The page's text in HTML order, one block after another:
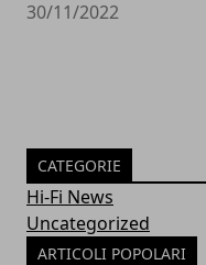
30/11/2022
CATEGORIE
Hi-Fi News
Uncategorized
ARTICOLI POPOLARI